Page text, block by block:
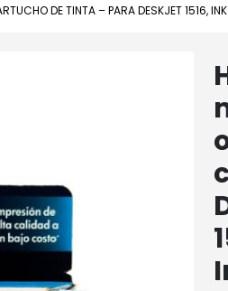
DE TINTA – PARA DESKJET 1516,